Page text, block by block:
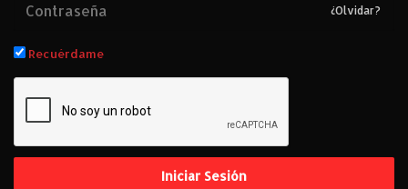
¿Olvidar?
Recuérdame
Iniciar Sesión